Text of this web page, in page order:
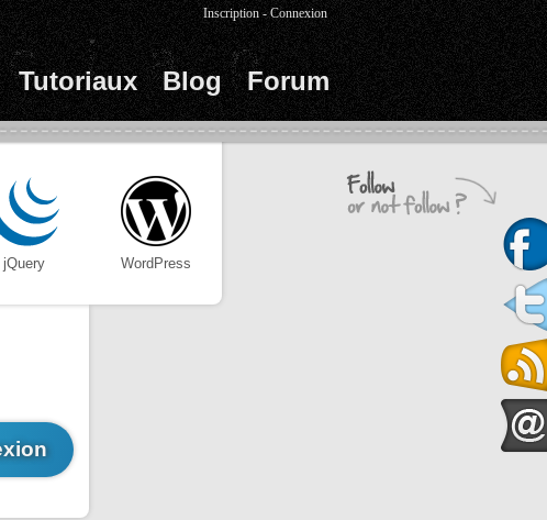
Tutoriaux Blog Forum
Inscription -Connexion
jQuery WordPress